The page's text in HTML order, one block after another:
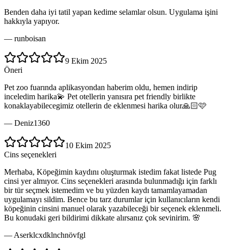
Benden daha iyi tatil yapan kedime selamlar olsun. Uygulama işini
hakkıyla yapıyor.
— runboisan
9 Ekim 2025
Öneri
Pet zoo fuarında aplikasyondan haberim oldu, hemen indirip
inceledim harika💫 Pet otellerin yanısıra pet friendly birlikte
konaklayabilecegimiz otellerin de eklenmesi harika olur🙏🏻🩷
— Deniz1360
10 Ekim 2025
Cins seçenekleri
Merhaba, Köpeğimin kaydını oluşturmak istedim fakat listede Pug
cinsi yer almıyor. Cins seçenekleri arasında bulunmadığı için farklı
bir tür seçmek istemedim ve bu yüzden kaydı tamamlayamadan
uygulamayı sildim. Bence bu tarz durumlar için kullanıcıların kendi
köpeğinin cinsini manuel olarak yazabileceği bir seçenek eklenmeli.
Bu konudaki geri bildirimi dikkate alırsanız çok sevinirim. 🌸
— Aserklcxdklnchnövfgl